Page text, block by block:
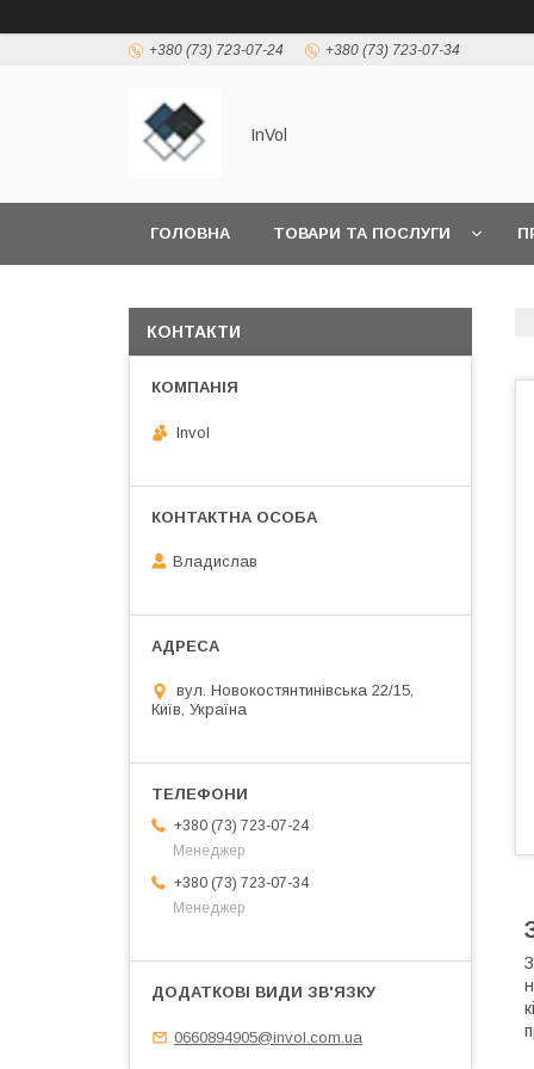
+380 (73) 723-07-24 +380 (73) 723-07-34
InVol
ГОЛОВНА ТОВАРИ ТА ПОСЛУГИ
КОНТАКТИ
Invol
Владислав
вул. Новокостянтинівська 22/15,
Київ, Україна
+380 (73) 723-07-24
Менеджер
+380 (73) 723-07-34
Менеджер
0660894905@invol.com.ua